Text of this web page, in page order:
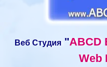
Веб Студия "ABCD
Web